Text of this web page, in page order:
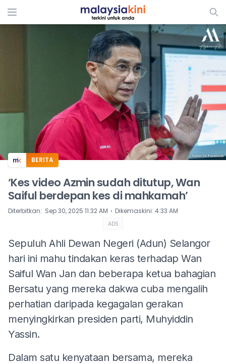
ADS
BERITA
‘Kes video Azmin sudah ditutup, Wan
Saiful berdepan kes di mahkamah’
Diterbitkan: Sep 30, 2025 11:32 AM ⋅ Dikemaskini: 4:33 AM
ADS
Sepuluh Ahli Dewan Negeri (Adun) Selangor
hari ini mahu tindakan keras terhadap Wan
Saiful Wan Jan dan beberapa ketua bahagian
Bersatu yang mereka dakwa cuba mengalih
perhatian daripada kegagalan gerakan
menyingkirkan presiden parti, Muhyiddin
Yassin.
Dalam satu kenyataan bersama, mereka